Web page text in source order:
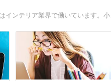
こちらのサイトで